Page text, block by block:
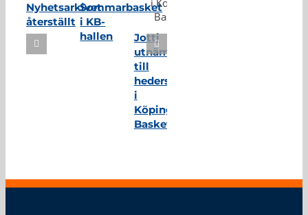
Nyhetsarkivet
återställt
Sommarbasket
i KB-
hallen
Jotti
utnämnd
till
hedersmedlem
i
Köping
Basket